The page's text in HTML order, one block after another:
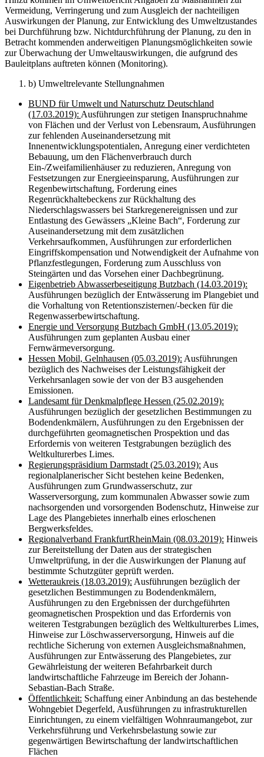
Vermeidung, Verringerung und zum Ausgleich der nachteiligen
Auswirkungen der Planung, zur Entwicklung des Umweltzustandes
bei Durchführung bzw. Nichtdurchführung der Planung, zu den in
Betracht kommenden anderweitigen Planungsmöglichkeiten sowie
zur Überwachung der Umweltauswirkungen, die aufgrund des
Bauleitplans auftreten können (Monitoring).
b) Umweltrelevante Stellungnahmen
BUND für Umwelt und Naturschutz Deutschland
(17.03.2019): Ausführungen zur stetigen Inanspruchnahme
von Flächen und der Verlust von Lebensraum, Ausführungen
zur fehlenden Auseinandersetzung mit
Innenentwicklungspotentialen, Anregung einer verdichteten
Bebauung, um den Flächenverbrauch durch
Ein-/Zweifamilienhäuser zu reduzieren, Anregung von
Festsetzungen zur Energieeinsparung, Ausführungen zur
Regenbewirtschaftung, Forderung eines
Regenrückhaltebeckens zur Rückhaltung des
Niederschlagswassers bei Starkregenereignissen und zur
Entlastung des Gewässers „Kleine Bach“, Forderung zur
Auseinandersetzung mit dem zusätzlichen
Verkehrsaufkommen, Ausführungen zur erforderlichen
Eingriffskompensation und Notwendigkeit der Aufnahme von
Pflanzfestlegungen, Forderung zum Ausschluss von
Steingärten und das Vorsehen einer Dachbegrünung.
Eigenbetrieb Abwasserbeseitigung Butzbach (14.03.2019):
Ausführungen bezüglich der Entwässerung im Plangebiet und
die Vorhaltung von Retentionszisternen/-becken für die
Regenwasserbewirtschaftung.
Energie und Versorgung Butzbach GmbH (13.05.2019):
Ausführungen zum geplanten Ausbau einer
Fernwärmeversorgung.
Hessen Mobil, Gelnhausen (05.03.2019): Ausführungen
bezüglich des Nachweises der Leistungsfähigkeit der
Verkehrsanlagen sowie der von der B3 ausgehenden
Emissionen.
Landesamt für Denkmalpflege Hessen (25.02.2019):
Ausführungen bezüglich der gesetzlichen Bestimmungen zu
Bodendenkmälern, Ausführungen zu den Ergebnissen der
durchgeführten geomagnetischen Prospektion und das
Erfordernis von weiteren Testgrabungen bezüglich des
Weltkulturerbes Limes.
Regierungspräsidium Darmstadt (25.03.2019): Aus
regionalplanerischer Sicht bestehen keine Bedenken,
Ausführungen zum Grundwasserschutz, zur
Wasserversorgung, zum kommunalen Abwasser sowie zum
nachsorgenden und vorsorgenden Bodenschutz, Hinweise zur
Lage des Plangebietes innerhalb eines erloschenen
Bergwerksfeldes.
Regionalverband FrankfurtRheinMain (08.03.2019): Hinweis
zur Bereitstellung der Daten aus der strategischen
Umweltprüfung, in der die Auswirkungen der Planung auf
bestimmte Schutzgüter geprüft werden.
Wetteraukreis (18.03.2019): Ausführungen bezüglich der
gesetzlichen Bestimmungen zu Bodendenkmälern,
Ausführungen zu den Ergebnissen der durchgeführten
geomagnetischen Prospektion und das Erfordernis von
weiteren Testgrabungen bezüglich des Weltkulturerbes Limes,
Hinweise zur Löschwasserversorgung, Hinweis auf die
rechtliche Sicherung von externen Ausgleichsmaßnahmen,
Ausführungen zur Entwässerung des Plangebietes, zur
Gewährleistung der weiteren Befahrbarkeit durch
landwirtschaftliche Fahrzeuge im Bereich der Johann-
Sebastian-Bach Straße.
Öffentlichkeit: Schaffung einer Anbindung an das bestehende
Wohngebiet Degerfeld, Ausführungen zu infrastrukturellen
Einrichtungen, zu einem vielfältigen Wohnraumangebot, zur
Verkehrsführung und Verkehrsbelastung sowie zur
gegenwärtigen Bewirtschaftung der landwirtschaftlichen
Flächen